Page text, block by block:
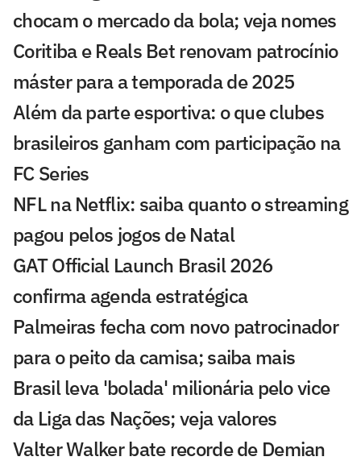
chocam o mercado da bola; veja nomes
Coritiba e Reals Bet renovam patrocínio
máster para a temporada de 2025
Além da parte esportiva: o que clubes
brasileiros ganham com participação na
FC Series
NFL na Netflix: saiba quanto o streaming
pagou pelos jogos de Natal
GAT Official Launch Brasil 2026
confirma agenda estratégica
Palmeiras fecha com novo patrocinador
para o peito da camisa; saiba mais
Brasil leva 'bolada' milionária pelo vice
da Liga das Nações; veja valores
Valter Walker bate recorde de Demian